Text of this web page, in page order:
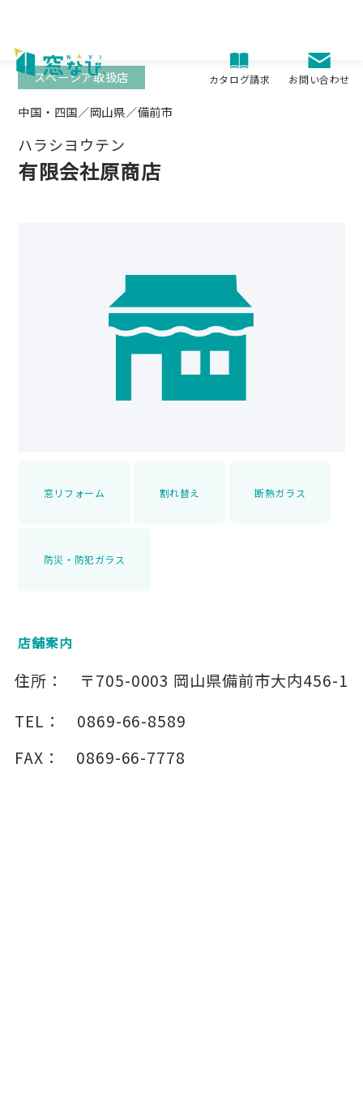
content
カタログ請求 お問い合わせ
中国・四国／岡山県／備前市
ハラシヨウテン
有限会社原商店
スペーシア取扱店
窓リフォーム 割れ替え 断熱ガラス
防災・防犯ガラス
店舗案内
住所： 〒705-0003 岡山県備前市大内456-1
TEL：
0869-66-8589
FAX：
0869-66-7778